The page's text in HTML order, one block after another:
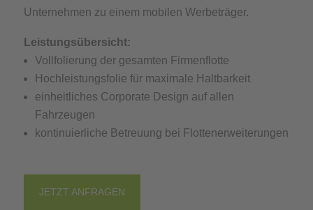
Unternehmen zu einem mobilen Werbeträger.
Leistungsübersicht:
Vollfolierung der gesamten Firmenflotte
Hochleistungsfolie für maximale Haltbarkeit
einheitliches Corporate Design auf allen
Fahrzeugen
kontinuierliche Betreuung bei Flottenerweiterungen
JETZT ANFRAGEN